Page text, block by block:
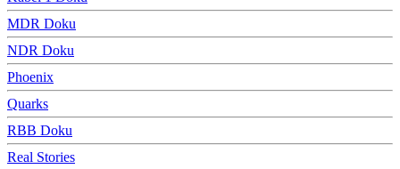
MDR Doku
NDR Doku
Phoenix
Quarks
RBB Doku
Real Stories